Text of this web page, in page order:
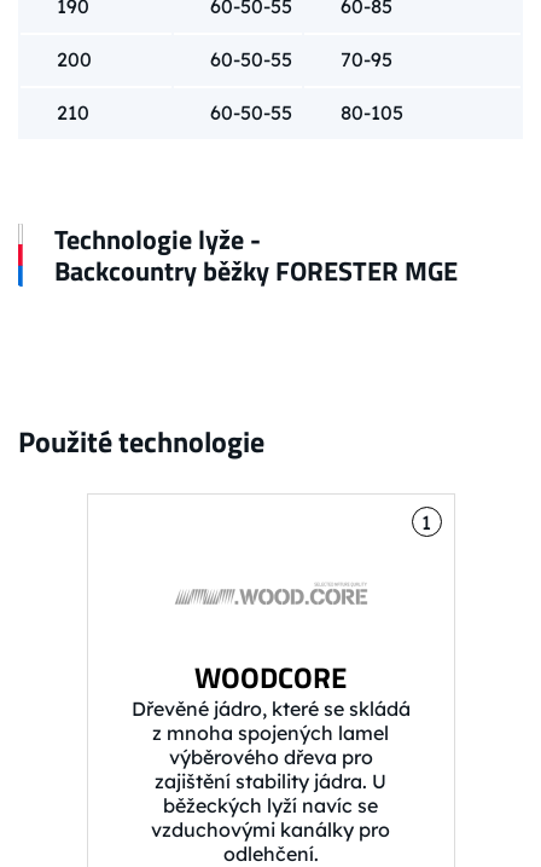
190 60-50-55 60-85
200 60-50-55 70-95
210 60-50-55 80-105
Technologie lyže -
Backcountry běžky FORESTER MGE
Použité technologie
1
WOODCORE
Dřevěné jádro, které se skládá
z mnoha spojených lamel
výběrového dřeva pro
zajištění stability jádra. U
běžeckých lyží navíc se
vzduchovými kanálky pro
odlehčení.